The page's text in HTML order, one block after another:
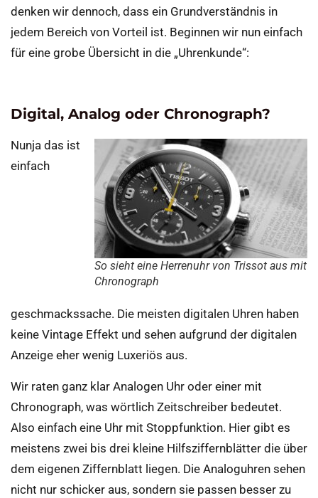
denken wir dennoch, dass ein Grundverständnis in
jedem Bereich von Vorteil ist. Beginnen wir nun einfach
für eine grobe Übersicht in die „Uhrenkunde“:
Digital, Analog oder Chronograph?
So sieht eine Herrenuhr von Trissot aus mit
Chronograph
Nunja das ist
einfach
geschmackssache. Die meisten digitalen Uhren haben
keine Vintage Effekt und sehen aufgrund der digitalen
Anzeige eher wenig Luxeriös aus.
Wir raten ganz klar Analogen Uhr oder einer mit
Chronograph, was wörtlich Zeitschreiber bedeutet.
Also einfach eine Uhr mit Stoppfunktion. Hier gibt es
meistens zwei bis drei kleine Hilfsziffernblätter die über
dem eigenen Ziffernblatt liegen. Die Analoguhren sehen
nicht nur schicker aus, sondern sie passen besser zu